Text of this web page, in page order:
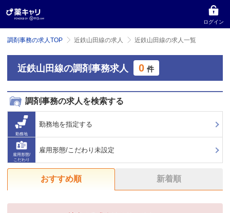
ログイン
調剤事務の求人TOP 近鉄山田線の求人 近鉄山田線の求人一覧
近鉄山田線の調剤事務求人 0 件
調剤事務の求人を検索する
勤務地
勤務地を指定する
雇用形態/
こだわり
雇用形態/こだわり未設定
おすすめ順 新着順